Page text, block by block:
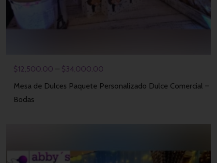
$12,500.00 – $34,000.00
Mesa de Dulces Paquete Personalizado Dulce Comercial –
Bodas